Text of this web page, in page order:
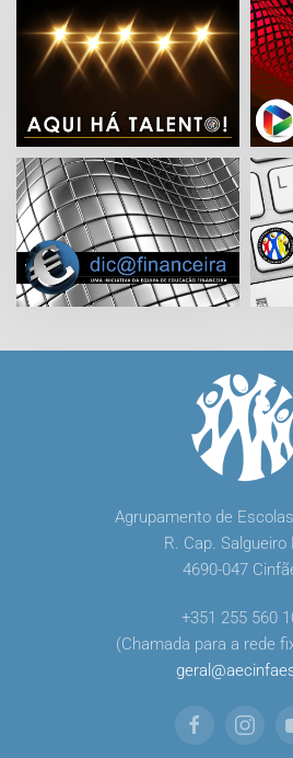
Agrupamento de
R. Cap. Salgueiro
4690-047
+351 255 560
(Chamada para a rede
geral @